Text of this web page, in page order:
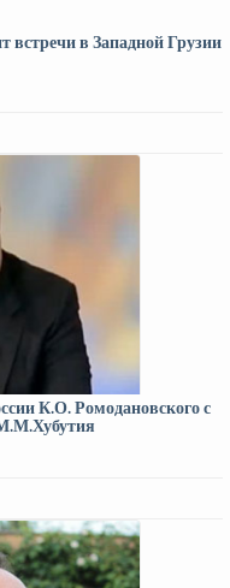
встречи в Западной Грузии
К.О. Ромодановского с